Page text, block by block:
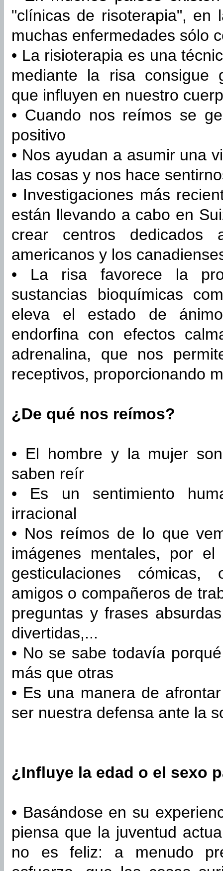
"clínicas de risoterapia", en
muchas enfermedades sólo
• La risioterapia es una
mediante la risa consigue
que influyen en nuestro
• Cuando nos reímos se
positivo
• Nos ayudan a asumir una
las cosas y nos hace
• Investigaciones más
están llevando a cabo en
crear centros
americanos y los
• La risa favorece la
sustancias bioquímicas
eleva el estado de
endorfina con efectos
adrenalina, que nos
receptivos, proporcionando
¿De qué nos reímos?
• El hombre y la mujer
saben reír
• Es un sentimiento
irracional
• Nos reímos de lo que
imágenes mentales, por
gesticulaciones cómicas,
amigos o compañeros de
preguntas y frases
divertidas,...
• No se sabe todavía
más que otras
• Es una manera de
ser nuestra defensa ante la
¿Influye la edad o el sexo
• Basándose en su
piensa que la juventud
no es feliz: a menudo